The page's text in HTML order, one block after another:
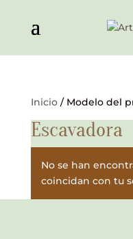
Inicio/ Modelo del
Escavadora
No se han
coincidan con tu